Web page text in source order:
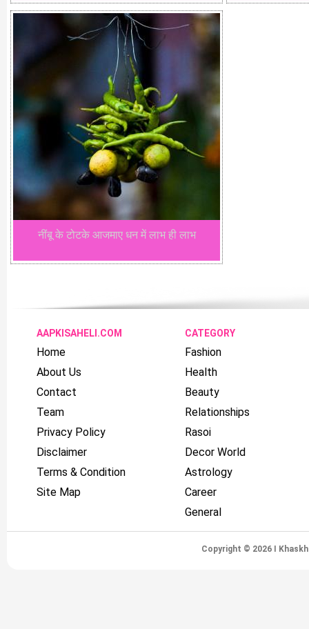
नींबू के टोटके आजमाए धन में लाभ ही लाभ
AAPKISAHELI.COM
Home
About Us
Contact
Team
Privacy Policy
Disclaimer
Terms & Condition
Site Map
CATEGORY
Fashion
Health
Beauty
Relationships
Rasoi
Decor World
Astrology
Career
General
Copyright © 2026 I